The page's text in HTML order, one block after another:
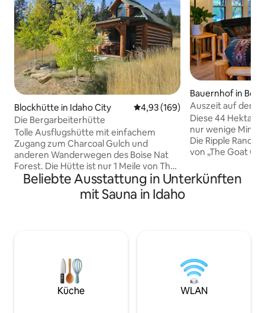
Blockhütte in Idaho City Durchschnittliche Bewertung:
4,93 (169)
Die Bergarbeiterhütte
Tolle Ausflugshütte mit einfachem
Zugang zum Charcoal Gulch und
anderen Wanderwegen des Boise Nat
Forest. Die Hütte ist nur 1 Meile von The
Springs und der historischen Stadt Idaho
entfernt. Genieße tagsüber Wandern,
Vogelbeobachtung und Mountainbiken
Leiter erreichbar. Mindestaufenthalt 2
Nächte. WLAN-Zugang, T-Mobile-
Funkturm. Hütte auf 5-Morgen-
Grundstück gemeinsam mit einem
Bauernhof in
Auszeit auf der
Diese 44 Hektar
nur wenige
Die Ripple Ranch
von „The Goat Guy“
Sternenhimmel. Die Mission von Ripple
Ranch ist es,
verfügbar … ein
Lust auf ein kaltes Bad?
Hühner, Pferde,
und Elche sowie
Beliebte Ausstattung in Unterkünften
mit Sauna in Idaho
Küche WLAN